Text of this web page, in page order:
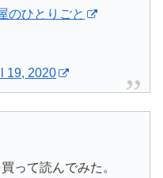
のひとりごと
19, 2020
って読んでみた。